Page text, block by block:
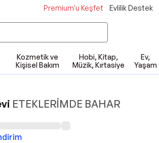
Premium'u Keşfet Evlilik Destek
Kozmetik ve
Kişisel Bakım
Hobi, Kitap,
Müzik, Kırtasiye
Ev,
Yaşam
ETEKLERİMDE BAHAR